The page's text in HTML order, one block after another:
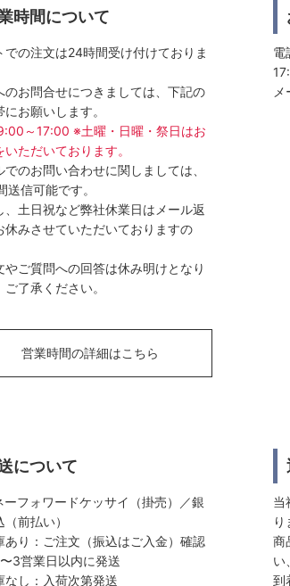
時間について
での注文は24時間受け付けておりま
のお問合せにつきましては、下記の
にお願いします。
～17:00 ※土曜・日曜・祭日はお
いただいております。
でのお問い合わせに関しましては、
送信可能です。
、土日祝など弊社休業日はメール返
休みさせていただいておりますの
やご質問への回答は休み明けとなり
ご了承ください。
営業時間の詳細はこちら
電
について
フォワードケッサイ（掛売）／銀
前払い）
あり：ご注文（振込はご入金）確認
3営業日以内に発送
なし：入荷次第発送
当
り
商
い
到